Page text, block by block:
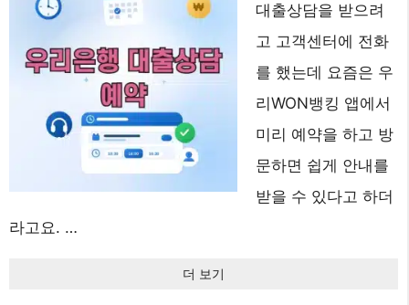
대출상담을 받으려
고 고객센터에 전화
를 했는데 요즘은 우
리WON뱅킹 앱에서
미리 예약을 하고 방
문하면 쉽게 안내를
받을 수 있다고 하더
라고요. …
더 보기